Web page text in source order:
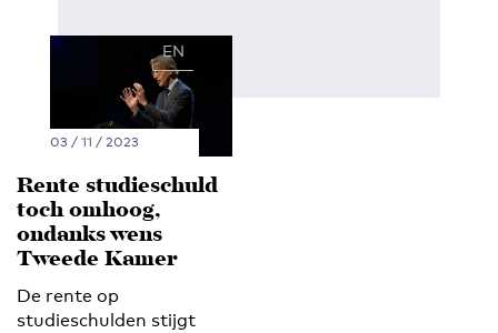
EN
03 / 11 / 2023
Rente studieschuld
toch omhoog,
ondanks wens
Tweede Kamer
De rente op
studieschulden stijgt